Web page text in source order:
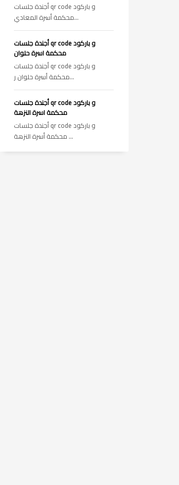
أجندة جلسات qr code و باركود
محكمة أسرة المعادي...
أجندة جلسات qr code و باركود
محكمة اسرة حلوان
أجندة جلسات qr code و باركود
محكمة أسرة حلوان ر...
أجندة جلسات qr code و باركود
محكمة اسرة النزهة
أجندة جلسات qr code و باركود
محكمة أسرة النزهة ...